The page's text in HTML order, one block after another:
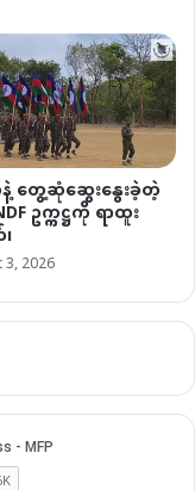
တွေ့ဆုံဆွေးနွေးခဲ့တဲ့
ဥက္ကဋ္ဌကို ရာထူး
2026